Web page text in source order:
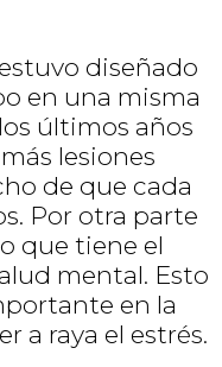
diseñado
en una misma
últimos años
lesiones
de que cada
Por otra parte
que tiene el
mental. Esto
en la
a raya el estrés.